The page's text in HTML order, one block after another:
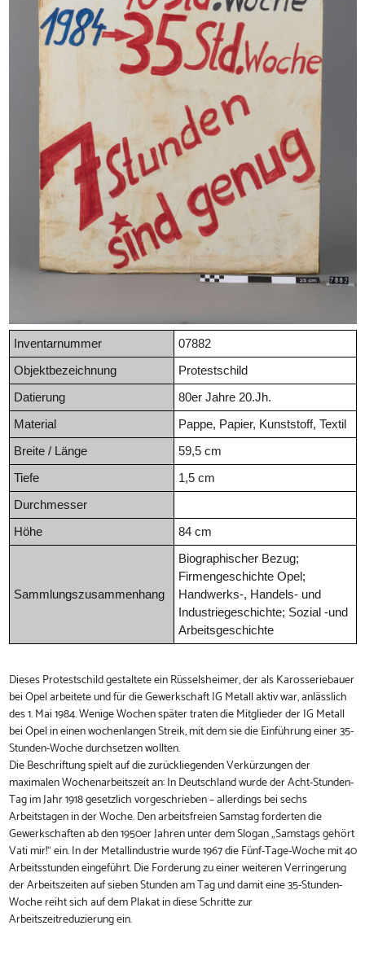
Inventarnummer 07882
Objektbezeichnung Protestschild
Datierung 80er Jahre 20.Jh.
Material Pappe, Papier, Kunststoff, Textil
Breite / Länge 59,5 cm
Tiefe 1,5 cm
Durchmesser
Höhe 84 cm
Sammlungszusammenhang
Biographischer Bezug;
Firmengeschichte Opel;
Handwerks-, Handels- und
Industriegeschichte; Sozial -und
Arbeitsgeschichte
Dieses Protestschild gestaltete ein Rüsselsheimer, der als Karosseriebauer
bei Opel arbeitete und für die Gewerkschaft IG Metall aktiv war, anlässlich
des 1. Mai 1984. Wenige Wochen später traten die Mitglieder der IG Metall
bei Opel in einen wochenlangen Streik, mit dem sie die Einführung einer 35-
Stunden-Woche durchsetzen wollten.
Die Beschriftung spielt auf die zurückliegenden Verkürzungen der
maximalen Wochenarbeitszeit an: In Deutschland wurde der Acht-Stunden-
Tag im Jahr 1918 gesetzlich vorgeschrieben – allerdings bei sechs
Arbeitstagen in der Woche. Den arbeitsfreien Samstag forderten die
Gewerkschaften ab den 1950er Jahren unter dem Slogan „Samstags gehört
Vati mir!“ ein. In der Metallindustrie wurde 1967 die Fünf-Tage-Woche mit 40
Arbeitsstunden eingeführt. Die Forderung zu einer weiteren Verringerung
der Arbeitszeiten auf sieben Stunden am Tag und damit eine 35-Stunden-
Woche reiht sich auf dem Plakat in diese Schritte zur
Arbeitszeitreduzierung ein.